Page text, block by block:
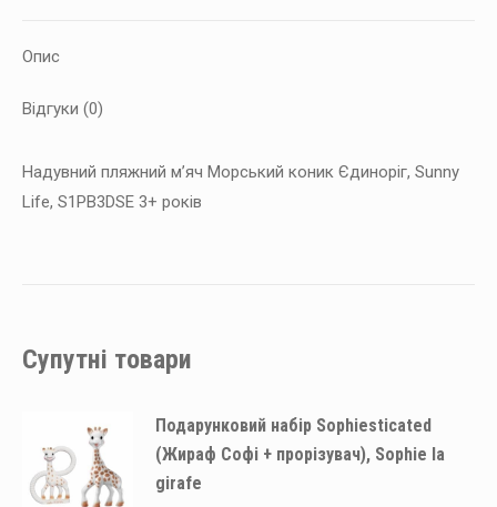
Опис
Відгуки (0)
Надувний пляжний м’яч Морський коник Єдиноріг, Sunny
Life, S1PB3DSE 3+ років
Супутні товари
Подарунковий набір Sophiesticated
(Жираф Софі + прорізувач), Sophie la
girafe